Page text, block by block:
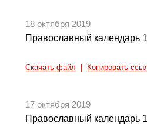
18 октября 2019
Православный календарь
Скачать файл Копировать
17 октября 2019
Православный календарь